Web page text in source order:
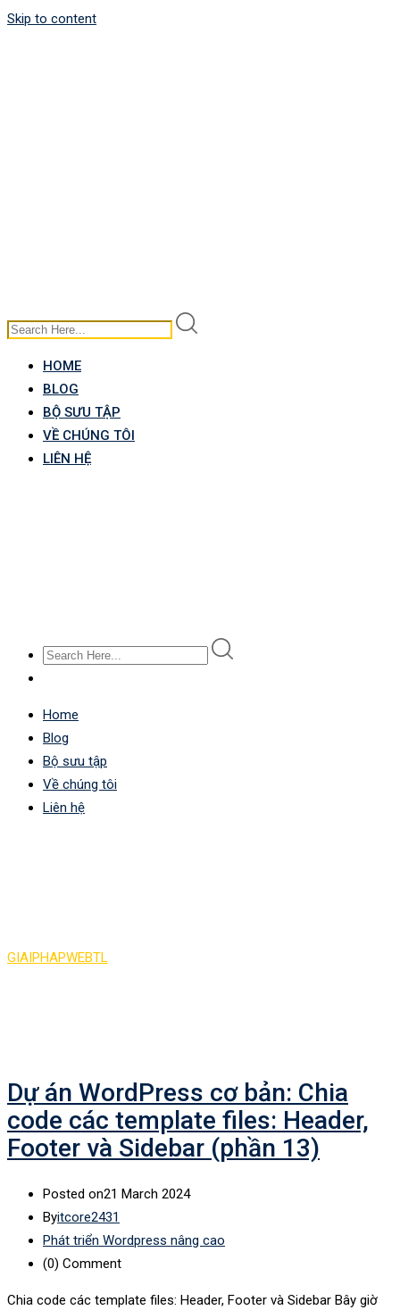
Skip to content
HOME
BLOG
BỘ SƯU TẬP
VỀ CHÚNG TÔI
LIÊN HỆ
Home
Blog
Bộ sưu tập
Về chúng tôi
Liên hệ
GIAIPHAPWEBTL
Dự án WordPress cơ bản: Chia
code các template files: Header,
Footer và Sidebar (phần 13)
Posted on21 March 2024
Byitcore2431
Phát triển Wordpress nâng cao
(0) Comment
Chia code các template files: Header, Footer và Sidebar Bây giờ